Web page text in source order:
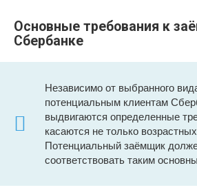
Основные требования к
Сбербанке
Независимо от выбранного
потенциальным клиентам
выдвигаются определенные
касаются не только
Потенциальный заёмщик
соответствовать таким